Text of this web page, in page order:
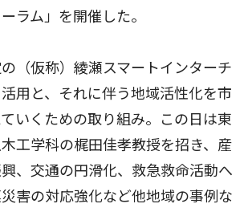
ラム」を開催した。
（仮称）綾瀬スマートインターチ
用と、それに伴う地域活性化を市
いくための取り組み。この日は東
工学科の梶田佳孝教授を招き、産
、交通の円滑化、救急救命活動へ
害の対応強化など他地域の事例な